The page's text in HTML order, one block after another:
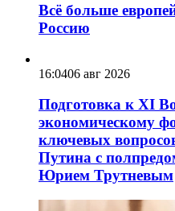
Всё больше
Россию
16:0406 авг 2026
Подготовка к XI
экономическому
ключевых
Путина с
Юрием Трутневым